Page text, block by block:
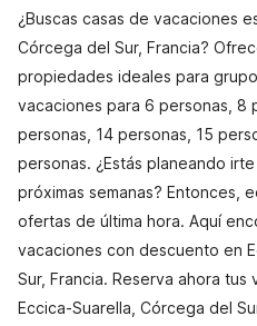
¿Buscas casas de vacaciones
Córcega del Sur, Francia?
propiedades ideales para
vacaciones para 6 personas, 8
personas, 14 personas, 15
personas. ¿Estás planeando
próximas semanas? Entonces,
ofertas de última hora. Aquí
vacaciones con descuento en
Sur, Francia. Reserva ahora
Eccica-Suarella, Córcega del